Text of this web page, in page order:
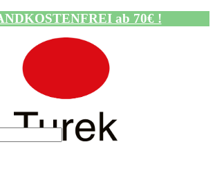
ab 70€ !